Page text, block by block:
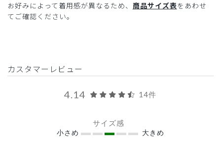
お好みによって着用感が異なるため、 商品サイズ表をあわせ
てご確認ください。
カスタマーレビュー
4.14 14件
サイズ感
小さめ 大きめ